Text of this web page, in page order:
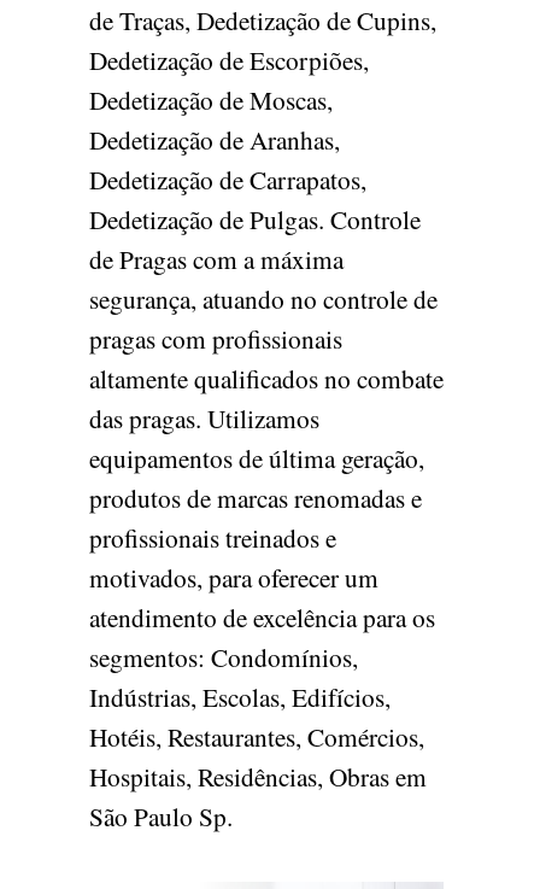
de Traças, Dedetização de Cupins,
Dedetização de Escorpiões,
Dedetização de Moscas,
Dedetização de Aranhas,
Dedetização de Carrapatos,
Dedetização de Pulgas. Controle
de Pragas com a máxima
segurança, atuando no controle de
pragas com profissionais
altamente qualificados no combate
das pragas. Utilizamos
equipamentos de última geração,
produtos de marcas renomadas e
profissionais treinados e
motivados, para oferecer um
atendimento de excelência para os
segmentos: Condomínios,
Indústrias, Escolas, Edifícios,
Hotéis, Restaurantes, Comércios,
Hospitais, Residências, Obras em
São Paulo Sp.